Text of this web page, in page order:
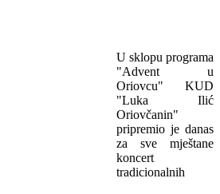
U sklopu programa
"Advent u
Oriovcu" KUD
"Luka Ilić
Oriovčanin"
pripremio je danas
za sve mještane
koncert
tradicionalnih